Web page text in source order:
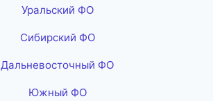
Уральский ФО
Сибирский ФО
Дальневосточный ФО
Южный ФО